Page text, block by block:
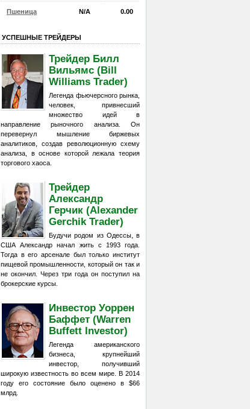
Пшеница N/A 0.00
УСПЕШНЫЕ ТРЕЙДЕРЫ
Трейдер Билл
Вильямс (Bill
Williams Trader)
Легенда фьючерсного рынка,
человек, привнесший
множество идей в
направление рыночного анализа. Он
перевернул мышление биржевых
аналитиков, создав революционную схему
анализа, в основе которой лежала теория
торгового хаоса.
Трейдер
Александр
Герчик (Alexander
Gerchik Trader)
Будучи родом из Одессы, в
США Александр начал жить с 1993 года.
Тогда в его арсенале был только институт
пищевой промышленности, который он так и
не окончил. Через три года он поступил на
брокерские курсы.
Инвестор Уоррен
Баффет (Warren
Buffett Investor)
Легенда американского
бизнеса, крупнейший
инвестор, получивший
широкую известность во всем мире. В 2014
году его состояние было оценено в $66
млрд.